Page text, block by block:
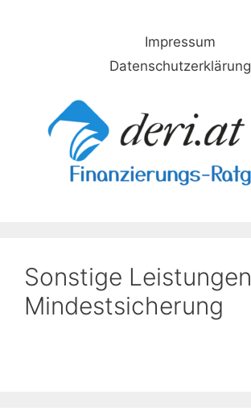
Impressum
Datenschutzerklärung
Sonstige
Mindestsicherung